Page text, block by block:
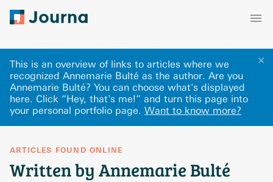
✕
This is an overview of links to articles where we
recognized Annemarie Bulté as the author. Are you
Annemarie Bulté? You can choose what's displayed
here. Click “Hey, that's me!” and turn this page into
your personal portfolio page. Want to know more?
ARTICLES FOUND ONLINE
Written by Annemarie Bulté